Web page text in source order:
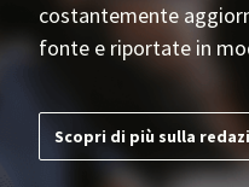
costantemente
fonte e riportate in
Scopri di più sulla